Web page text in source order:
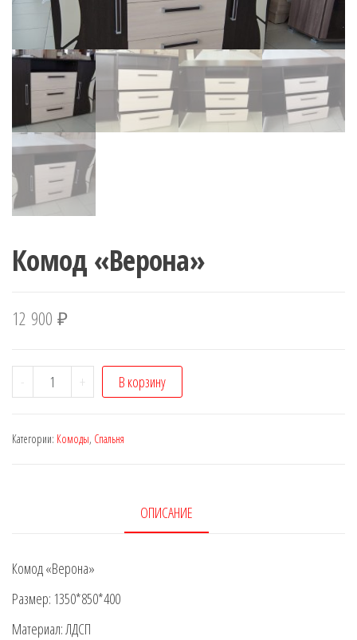
Комод «Верона»
12 900 ₽
-
Количество
Комод
+ В корзину
Категории: Комоды, Спальня
ОПИСАНИЕ
Комод «Верона»
Размер: 1350*850*400
Материал: ЛДСП